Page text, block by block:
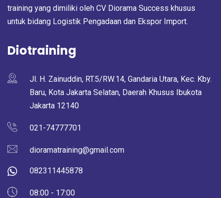
training yang dimiliki oleh CV Diorama Success khusus
untuk bidang Logistik Pengadaan dan Ekspor Import.
Diotraining
Jl. H. Zainuddin, RT.5/RW.14, Gandaria Utara, Kec. Kby.
Baru, Kota Jakarta Selatan, Daerah Khusus Ibukota
Jakarta 12140
021-74777701
dioramatraining@gmail.com
082311445878
08:00 - 17:00